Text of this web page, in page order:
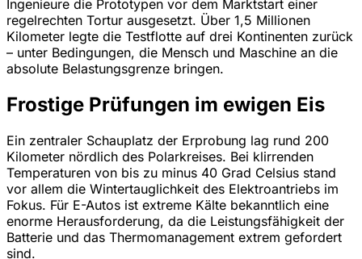
Ingenieure die Prototypen vor dem Marktstart einer
regelrechten Tortur ausgesetzt. Über 1,5 Millionen
Kilometer legte die Testflotte auf drei Kontinenten zurück
– unter Bedingungen, die Mensch und Maschine an die
absolute Belastungsgrenze bringen.
Frostige Prüfungen im ewigen Eis
Ein zentraler Schauplatz der Erprobung lag rund 200
Kilometer nördlich des Polarkreises. Bei klirrenden
Temperaturen von bis zu minus 40 Grad Celsius stand
vor allem die Wintertauglichkeit des Elektroantriebs im
Fokus. Für E-Autos ist extreme Kälte bekanntlich eine
enorme Herausforderung, da die Leistungsfähigkeit der
Batterie und das Thermomanagement extrem gefordert
sind.